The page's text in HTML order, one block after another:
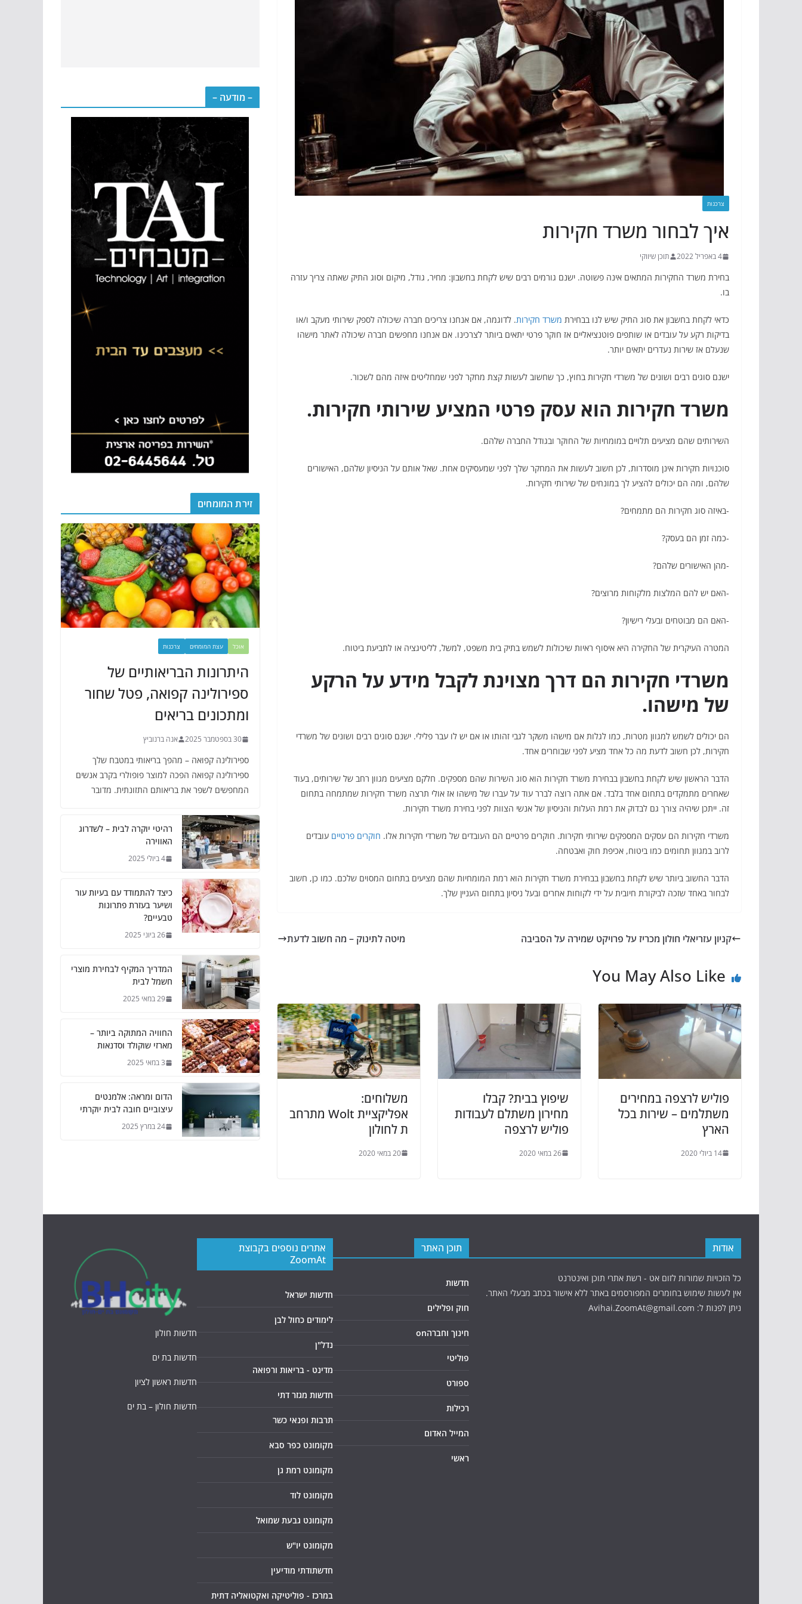
צרכנות
איך לבחור משרד חקירות
4 באפריל 2022 תוכן שיווקי
בחירת משרד החקירות המתאים אינה פשוטה. ישנם גורמים רבים שיש לקחת בחשבון: מחיר, גודל, מיקום וסוג התיק שאתה צריך עזרה
בו.
כדאי לקחת בחשבון את סוג התיק שיש לנו בבחירת משרד חקירות. לדוגמה, אם אנחנו צריכים חברה שיכולה לספק שירותי מעקב ו/או
בדיקות רקע על עובדים או שותפים פוטנציאליים אז חוקר פרטי יתאים ביותר לצרכינו. אם אנחנו מחפשים חברה שיכולה לאתר מישהו
שנעלם אז שירות נעדרים יתאים יותר.
ישנם סוגים רבים ושונים של משרדי חקירות בחוץ, כך שחשוב לעשות קצת מחקר לפני שמחליטים איזה מהם לשכור.
משרד חקירות הוא עסק פרטי המציע שירותי חקירות.
השירותים שהם מציעים תלויים במומחיות של החוקר ובגודל החברה שלהם.
סוכנויות חקירות אינן מוסדרות, לכן חשוב לעשות את המחקר שלך לפני שמעסיקים אחת. שאל אותם על הניסיון שלהם, האישורים
שלהם, ומה הם יכולים להציע לך במונחים של שירותי חקירות.
-באיזה סוג חקירות הם מתמחים?
-כמה זמן הם בעסק?
-מהן האישורים שלהם?
-האם יש להם המלצות מלקוחות מרוצים?
-האם הם מבוטחים ובעלי רישיון?
המטרה העיקרית של החקירה היא איסוף ראיות שיכולות לשמש בתיק בית משפט, למשל, לליטיגציה או לתביעת ביטוח.
משרדי חקירות הם דרך מצוינת לקבל מידע על הרקע
של מישהו.
הם יכולים לשמש למגוון מטרות, כמו לגלות אם מישהו משקר לגבי זהותו או אם יש לו עבר פלילי. ישנם סוגים רבים ושונים של משרדי
חקירות, לכן חשוב לדעת מה כל אחד מציע לפני שבוחרים אחד.
הדבר הראשון שיש לקחת בחשבון בבחירת משרד חקירות הוא סוג השירות שהם מספקים. חלקם מציעים מגוון רחב של שירותים, בעוד
שאחרים מתמקדים בתחום אחד בלבד. אם אתה רוצה לברר עוד על עברו של מישהו אז אולי תרצה משרד חקירות שמתמחה בתחום
זה. ייתכן שיהיה צורך גם לבדוק את רמת העלות והניסיון של אנשי הצוות לפני בחירת משרד חקירות.
משרדי חקירות הם עסקים המספקים שירותי חקירות. חוקרים פרטיים הם העובדים של משרדי חקירות אלו. חוקרים פרטיים עובדים
לרוב במגוון תחומים כמו ביטוח, אכיפת חוק ואבטחה.
הדבר החשוב ביותר שיש לקחת בחשבון בבחירת משרד חקירות הוא רמת המומחיות שהם מציעים בתחום המסוים שלכם. כמו כן, חשוב
לבחור באחד שזכה לביקורת חיובית על ידי לקוחות אחרים ובעל ניסיון בתחום העניין שלך.
קניון עזריאלי חולון מכריז על פרויקט שמירה על הסביבה מיטה לתינוק – מה חשוב לדעת
You May Also Like
פוליש לרצפה במחירים
משתלמים – שירות בכל
הארץ
14 ביולי 2020
שיפוץ בבית? קבלו
מחירון משתלם לעבודות
פוליש לרצפה
26 במאי 2020
משלוחים:
אפליקציית Wolt מתרחב
ת לחולון
20 במאי 2020
– מודעה –
זירת המומחים
אוכל עצת המומחים צרכנות
היתרונות הבריאותיים של
ספירולינה קפואה, פטל שחור
ומתכונים בריאים
30 בספטמבר 2025 אנה ברנוביץ
ספירולינה קפואה – מהפך בריאותי במטבח שלך
ספירולינה קפואה הפכה למוצר פופולרי בקרב אנשים
המחפשים לשפר את בריאותם התזונתית. מדובר
רהיטי יוקרה לבית – לשדרוג
האווירה
4 ביולי 2025
כיצד להתמודד עם בעיות עור
ושיער בעזרת פתרונות
טבעיים?
26 ביוני 2025
המדריך המקיף לבחירת מוצרי
חשמל לבית
29 במאי 2025
החוויה המתוקה ביותר –
מארזי שוקולד וסדנאות
3 במאי 2025
הדום ומראה: אלמנטים
עיצוביים חובה לבית יוקרתי
24 במרץ 2025
אודות
כל הזכויות שמורות לזום אט - רשת אתרי תוכן ואינטרנט
אין לעשות שימוש בחומרים המפורסמים באתר ללא אישור בכתב מבעלי האתר.
ניתן לפנות ל: Avihai.ZoomAt@gmail.com
תוכן האתר
חדשות
חוק ופלילים
חינוך וחברהon
פוליטי
ספורט
רכילות
המייל האדום
ראשי
אתרים נוספים בקבוצת
ZoomAt
חדשות ישראל
לימודים כחול לבן
נדל"ן
מדינט - בריאות ורפואה
חדשות מגזר דתי
תרבות ופנאי כשר
מקומונט כפר סבא
מקומונט רמת גן
מקומונט לוד
מקומונט גבעת שמואל
מקומונט יו"ש
חדשתודתי מודיעין
במרכז - פוליטיקה ואקטואליה דתית
חדשות חולון
חדשות בת ים
חדשות ראשון לציון
חדשות חולון – בת ים